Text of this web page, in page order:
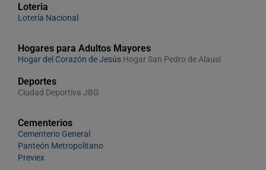
Loteria
Lotería Nacional
Hogares para Adultos Mayores
Hogar del Corazón de Jesús Hogar San Pedro de Alausí
Deportes
Ciudad Deportiva JBG
Cementerios
Cementerio General
Panteón Metropolitano
Previex